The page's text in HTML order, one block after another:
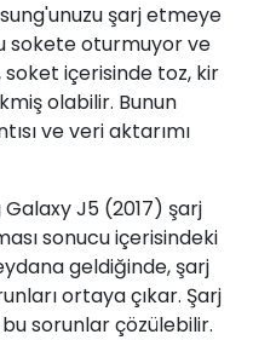
şarj etmeye
sokete oturmuyor ve
soket içerisinde toz, kir
olabilir. Bunun
ve veri aktarımı
Galaxy J5 (2017) şarj
sonucu içerisindeki
geldiğinde, şarj
ortaya çıkar. Şarj
sorunlar çözülebilir.